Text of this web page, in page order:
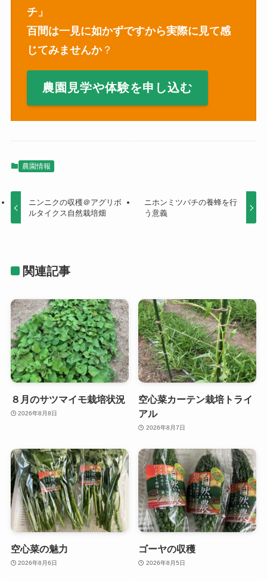
チ」
百間は一見に如かずですから実際に見て感
じてみませんか？
農園見学や体験を申し込む
農園情報
ニンニクの収穫＠アグリボ
ルタイクス自然栽培畑
ニホンミツバチの養蜂を行
う意義
関連記事
８月のサツマイモ栽培状況
2026年8月8日
空心菜カーテン栽培トライ
アル
2026年8月7日
空心菜の魅力
2026年8月6日
ゴーヤの収穫
2026年8月5日